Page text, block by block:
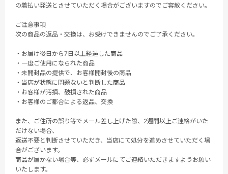
の着払い発送とさせていただく場合がございますのでご容赦ください。
ご注意事項
次の商品の返品・交換は、お受けできませんのでご了承ください。
・お届け後日から7日以上経過した商品
・一度ご使用になられた商品
・未開封品の提供で、お客様開封後の商品
・当店が状態に問題ないと判断した商品
・お客様が汚損、破損された商品
・お客様のご都合による返品、交換
また、ご住所の誤り等でメール差し上げた際、2週間以上ご連絡がいた
だけない場合、
返送不要と判断させていただき、当店にて処分を進めさせていただく場
合がございます。
商品が届かない場合等、必ずメールにてご連絡いただきますようお願い
いたします。